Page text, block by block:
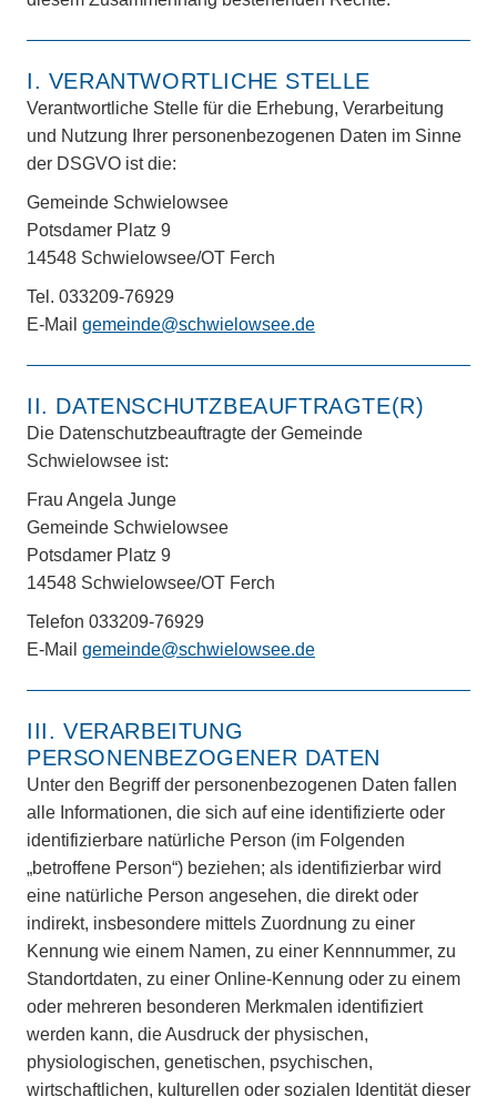
I. VERANTWORTLICHE STELLE
Verantwortliche Stelle für die Erhebung, Verarbeitung
und Nutzung Ihrer personenbezogenen Daten im Sinne
der DSGVO ist die:
Gemeinde Schwielowsee
Potsdamer Platz 9
14548 Schwielowsee/OT Ferch
Tel. 033209-76929
E-Mail gemeinde@schwielowsee.de
II. DATENSCHUTZBEAUFTRAGTE(R)
Die Datenschutzbeauftragte der Gemeinde
Schwielowsee ist:
Frau Angela Junge
Gemeinde Schwielowsee
Potsdamer Platz 9
14548 Schwielowsee/OT Ferch
Telefon 033209-76929
E-Mail gemeinde@schwielowsee.de
III. VERARBEITUNG
PERSONENBEZOGENER DATEN
Unter den Begriff der personenbezogenen Daten fallen
alle Informationen, die sich auf eine identifizierte oder
identifizierbare natürliche Person (im Folgenden
„betroffene Person“) beziehen; als identifizierbar wird
eine natürliche Person angesehen, die direkt oder
indirekt, insbesondere mittels Zuordnung zu einer
Kennung wie einem Namen, zu einer Kennnummer, zu
Standortdaten, zu einer Online-Kennung oder zu einem
oder mehreren besonderen Merkmalen identifiziert
werden kann, die Ausdruck der physischen,
physiologischen, genetischen, psychischen,
wirtschaftlichen, kulturellen oder sozialen Identität dieser